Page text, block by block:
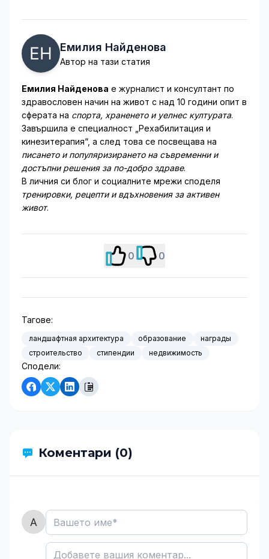
Емилия Найденова
Автор на тази статия
Емилия Найденова е журналист и консултант по
здравословен начин на живот с над 10 години опит в
сферата на спорта, храненето и уелнес културата.
Завършила е специалност „Рехабилитация и
кинезитерапия“, а след това се посвещава на
писането и популяризирането на съвременни и
достъпни решения за по-добро здраве.
В личния си блог и социалните мрежи споделя
тренировки, рецепти и вдъхновения за активен
живот.
0 0
Тагове:
ландшафтная архитектура образование
награды
строительство
стипендии недвижимость
Сподели:
Коментари (0)